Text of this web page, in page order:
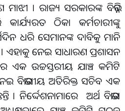
। ରାଜ୍ୟ ସରକାରଙ୍କ ବିଭିନ୍ନ
କାର୍ଯ୍ୟରତ ଠିକା କର୍ମଚାରୀଙ୍କୁ
ଧରି ସେମାନଙ୍କ ଦାବିକୁ ମାନି
ଏହାକୁ ନେଇ ସାଧାରଣ ପ୍ରଶାସନ
ଏକ ଉଚ୍ଚସ୍ତରୀୟ ଯାଞ୍ଚ କମିଟି
ବିଭାଗୀୟ ଅତିରିକ୍ତ ସଚିବ ଏକ
। ନିର୍ଦ୍ଦେଶନାମାରେ ଅର୍ଥ ବିଭାଗ